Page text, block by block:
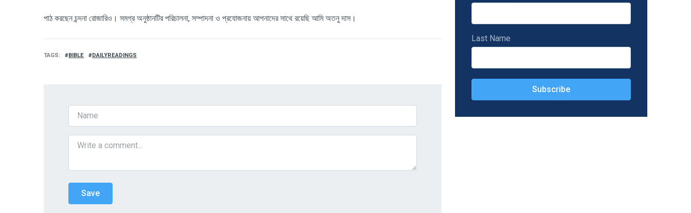
পাঠ করছেন চন্দনা রোজারিও।সমগ্র অনুষ্ঠানটির পরিচালনা, সম্পাদনা ও প্রযোজনায় আপনাদের সাথে রয়েছি আমি অতনু দাস।
TAGS BIBLE DAILYREADINGS
Last Name